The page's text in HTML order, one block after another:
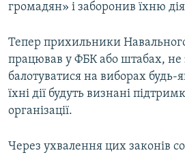
громадян» і заборонив їхню
Тепер прихильники Навального
працював у ФБК або штабах,
балотуватися на виборах будь-
їхні дії будуть визнані
організації.
Через ухвалення цих законів